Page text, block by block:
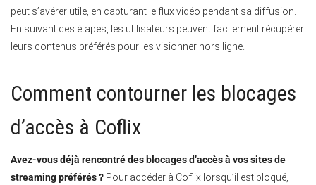
peut s’avérer utile, en capturant le flux vidéo pendant sa diffusion.
En suivant ces étapes, les utilisateurs peuvent facilement récupérer
leurs contenus préférés pour les visionner hors ligne.
Comment contourner les blocages
d’accès à Coflix
Avez-vous déjà rencontré des blocages d’accès à vos sites de
streaming préférés ? Pour accéder à Coflix lorsqu’il est bloqué,